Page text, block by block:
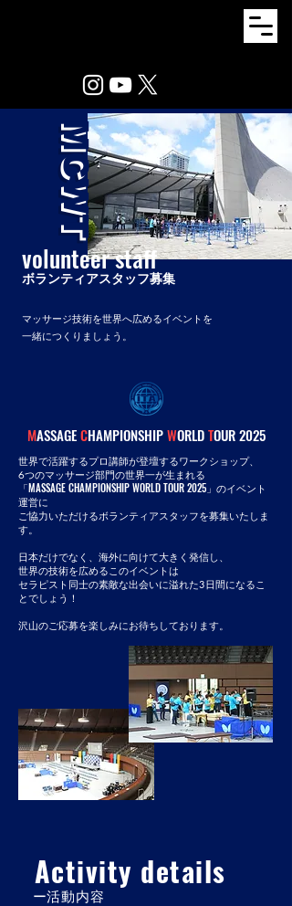
MCWT
volunteer staff
ボランティアスタッフ募集
​マッサージ技術を世界へ広めるイベントを
一緒につくりましょう。
MASSAGECHAMPIONSHIPWORLDTOUR 2025
世界で活躍するプロ講師が登壇するワークショップ、​
6つのマッサージ部門の世界一が生まれる
​「MASSAGE CHAMPIONSHIP WORLD TOUR 2025 」のイベント
運営に
​ご協力いただけるボランティアスタッフを募集いたしま
す。
日本だけでなく、海外に向けて大きく発信し、
世界の技術を広めるこのイベントは
セラピスト同士の素敵な出会いに溢れた3日間になるこ
とでしょう！
​沢山のご応募を楽しみにお待ちしております。
Activity details
​ー活動内容